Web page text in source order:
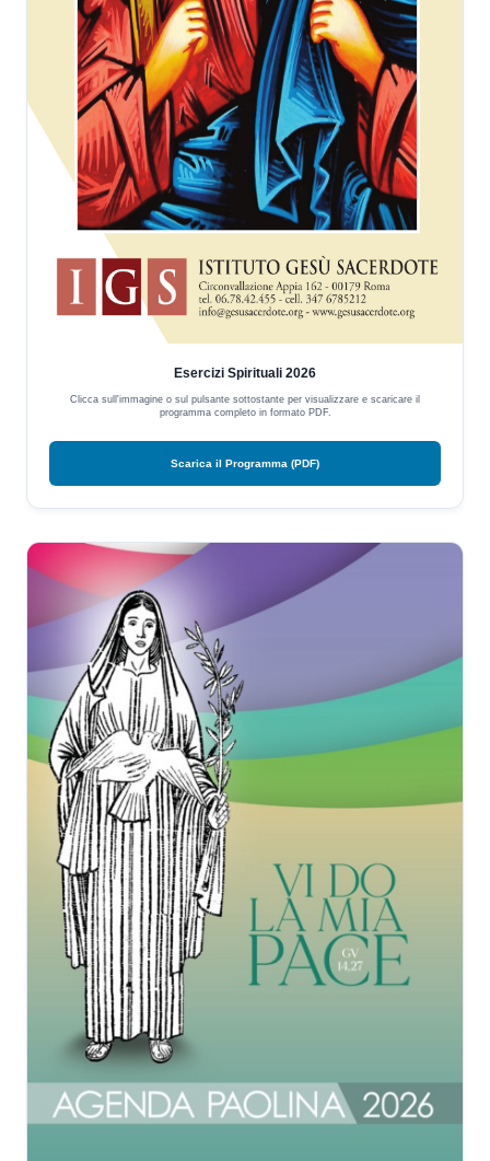
Esercizi Spirituali 2026
Clicca sull'immagine o sul pulsante sottostante per visualizzare e scaricare il
programma completo in formato PDF.
Scarica il Programma (PDF)